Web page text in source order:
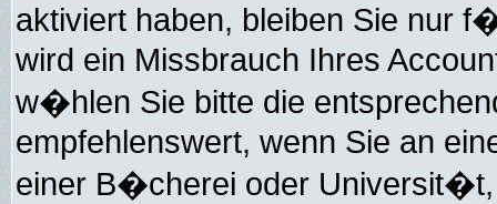
aktiviert haben, bleiben Sie nur
wird ein Missbrauch Ihres
w�hlen Sie bitte die
empfehlenswert, wenn Sie an
einer B�cherei oder